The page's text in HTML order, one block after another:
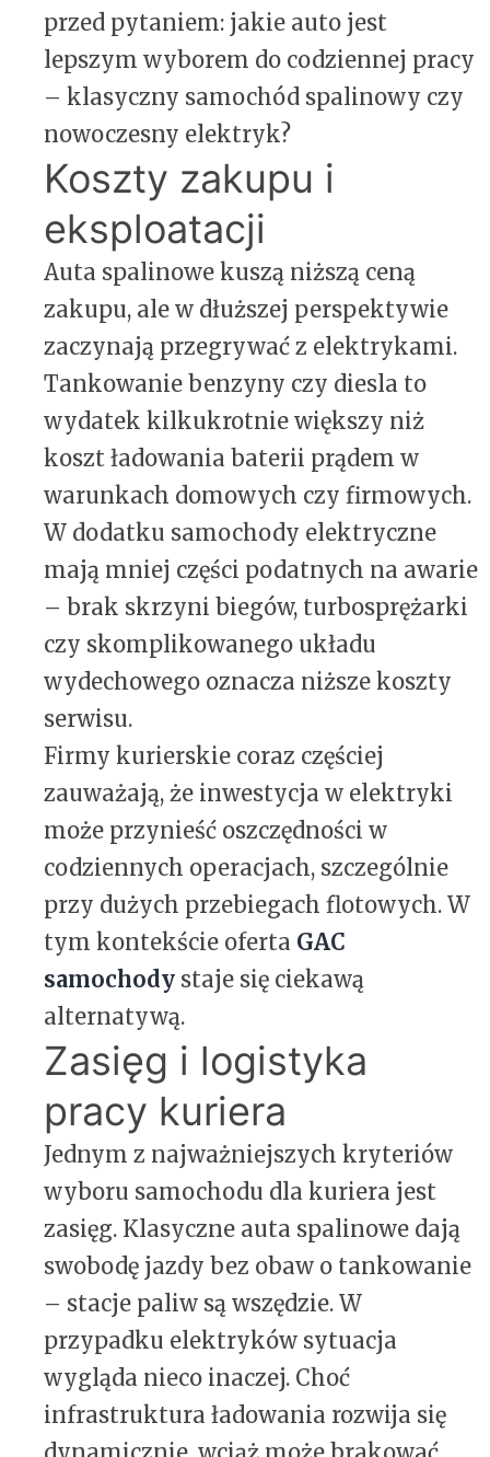
przed pytaniem: jakie auto jest
lepszym wyborem do codziennej pracy
– klasyczny samochód spalinowy czy
nowoczesny elektryk?
Koszty zakupu i
eksploatacji
Auta spalinowe kuszą niższą ceną
zakupu, ale w dłuższej perspektywie
zaczynają przegrywać z elektrykami.
Tankowanie benzyny czy diesla to
wydatek kilkukrotnie większy niż
koszt ładowania baterii prądem w
warunkach domowych czy firmowych.
W dodatku samochody elektryczne
mają mniej części podatnych na awarie
– brak skrzyni biegów, turbosprężarki
czy skomplikowanego układu
wydechowego oznacza niższe koszty
serwisu.
Firmy kurierskie coraz częściej
zauważają, że inwestycja w elektryki
może przynieść oszczędności w
codziennych operacjach, szczególnie
przy dużych przebiegach flotowych. W
tym kontekście oferta GAC
samochody staje się ciekawą
alternatywą.
Zasięg i logistyka
pracy kuriera
Jednym z najważniejszych kryteriów
wyboru samochodu dla kuriera jest
zasięg. Klasyczne auta spalinowe dają
swobodę jazdy bez obaw o tankowanie
– stacje paliw są wszędzie. W
przypadku elektryków sytuacja
wygląda nieco inaczej. Choć
infrastruktura ładowania rozwija się